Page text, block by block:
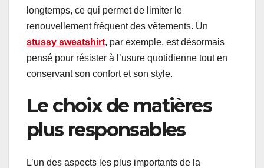
longtemps, ce qui permet de limiter le
renouvellement fréquent des vêtements. Un
stussy sweatshirt, par exemple, est désormais
pensé pour résister à l’usure quotidienne tout en
conservant son confort et son style.
Le choix de matières
plus responsables
L’un des aspects les plus importants de la